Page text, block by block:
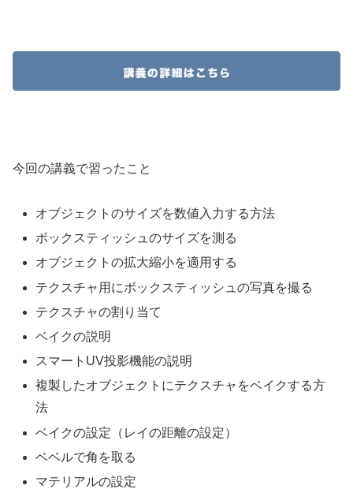
今回の講義で習ったこと
オブジェクトのサイズを数値入力する方法
ボックスティッシュのサイズを測る
オブジェクトの拡大縮小を適用する
テクスチャ用にボックスティッシュの写真を撮る
テクスチャの割り当て
ベイクの説明
スマートUV投影機能の説明
複製したオブジェクトにテクスチャをベイクする方
法
ベイクの設定（レイの距離の設定）
ベベルで角を取る
マテリアルの設定